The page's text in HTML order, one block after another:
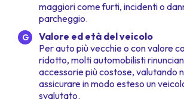
maggiori come furti, incidenti o
parcheggio.
Valore ed età del veicolo
Per auto più vecchie o con valore
ridotto, molti automobilisti
accessorie più costose, valutando
assicurare in modo esteso un
svalutato.